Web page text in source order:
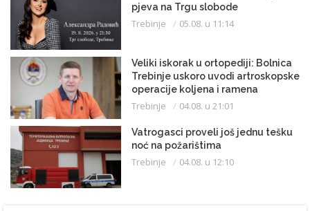
pjeva na Trgu slobode
Trebinje 05.08. u 11:14
Veliki iskorak u ortopediji: Bolnica
Trebinje uskoro uvodi artroskopske
operacije koljena i ramena
Trebinje 04.08. u 21:01
Vatrogasci proveli još jednu tešku
noć na požarištima
Trebinje 04.08. u 12:10